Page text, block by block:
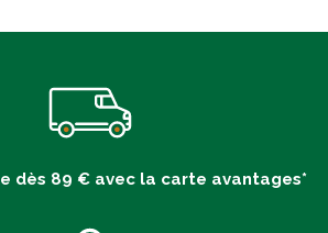
dès 89 € avec la carte avantages*